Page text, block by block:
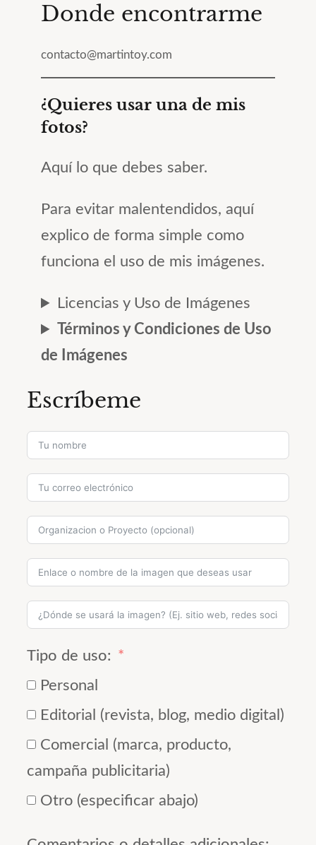
Donde encontrarme
contacto@martintoy.com
¿Quieres usar una de mis
fotos?
Aquí lo que debes saber.
Para evitar malentendidos, aquí
explico de forma simple como
funciona el uso de mis imágenes.
Licencias y Uso de Imágenes
Términos y Condiciones de Uso
de Imágenes
Escríbeme
Tipo de uso:
Personal
Editorial (revista, blog, medio digital)
Comercial (marca, producto,
campaña publicitaria)
Otro (especificar abajo)